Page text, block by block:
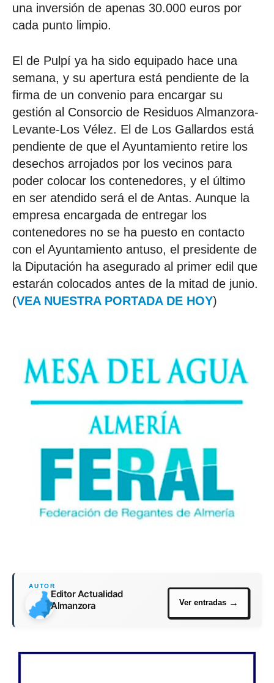
una inversión de apenas 30.000 euros por
cada punto limpio.
El de Pulpí ya ha sido equipado hace una
semana, y su apertura está pendiente de la
firma de un convenio para encargar su
gestión al Consorcio de Residuos Almanzora-
Levante-Los Vélez. El de Los Gallardos está
pendiente de que el Ayuntamiento retire los
desechos arrojados por los vecinos para
poder colocar los contenedores, y el último
en ser atendido será el de Antas. Aunque la
empresa encargada de entregar los
contenedores no se ha puesto en contacto
con el Ayuntamiento antuso, el presidente de
la Diputación ha asegurado al primer edil que
estarán colocados antes de la mitad de junio.
(VEA NUESTRA PORTADA DE HOY)
Editor Actualidad
Almanzora